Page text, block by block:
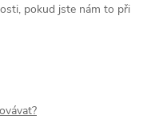
pokud jste nám to při